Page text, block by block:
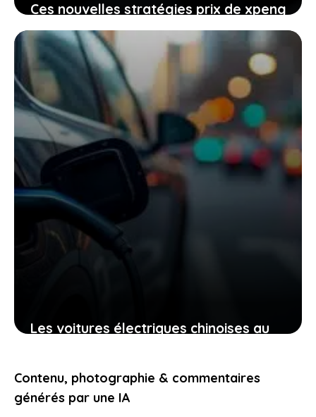
Ces nouvelles stratégies prix de xpeng
contre le modèle y de tesla
pourraient-elles vous intéresser
24 janvier 2026
Les voitures électriques chinoises au
transformer votre expérience
automobile
Contenu, photographie & commentaires
générés par une IA